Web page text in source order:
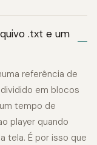
.txt e um
referência de
em blocos
tempo de
player quando
tela. É por isso que